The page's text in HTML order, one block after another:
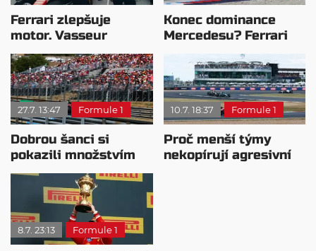
Ferrari zlepšuje
motor. Vasseur
chystá útok na
Mercedes
Konec dominance
Mercedesu? Ferrari
se chystá vycenit
zuby
27.7. 13:47 Formule 1
Dobrou šanci si
pokazili množstvím
chyb: Vasseur ale vidí
i pozitiva
10.7. 18:37 Formule 1
Proč menší týmy
nekopírují agresivní
8.7. 23:13 Formule 1